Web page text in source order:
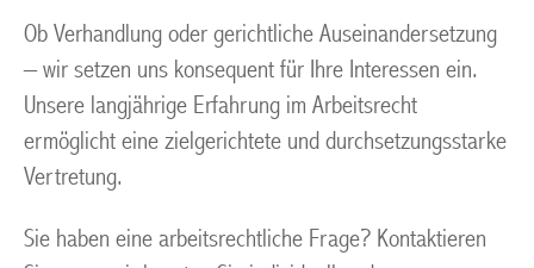
Ob Verhandlung oder gerichtliche Auseinandersetzung
– wir setzen uns konsequent für Ihre Interessen ein.
Unsere langjährige Erfahrung im Arbeitsrecht
ermöglicht eine zielgerichtete und durchsetzungsstarke
Vertretung.
Sie haben eine arbeitsrechtliche Frage? Kontaktieren